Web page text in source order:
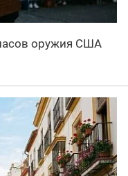
оружия США